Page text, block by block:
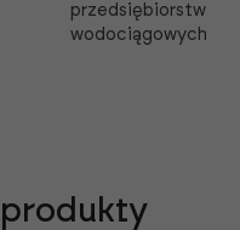
przedsiębiorstw
wodociągowych
produkty